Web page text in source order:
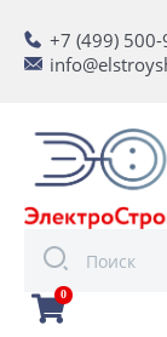
+7 (499)
0